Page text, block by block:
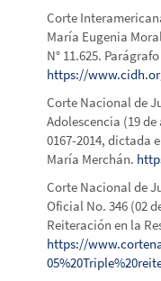
Corte
María Eugenia
N° 11.625.
https://
Corte Nacional de
Adolescencia (19 de
0167-2014, dictada
María Merchán.
Corte Nacional de
Oficial No. 346 (02
Reiteración en la
https://